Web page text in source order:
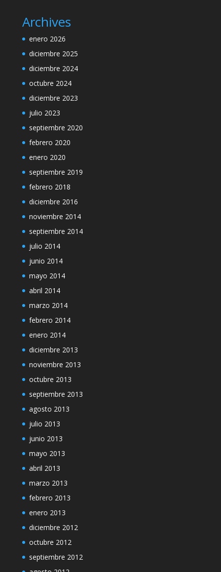
Archives
enero 2026
diciembre 2025
diciembre 2024
octubre 2024
diciembre 2023
julio 2023
septiembre 2020
febrero 2020
enero 2020
septiembre 2019
febrero 2018
diciembre 2016
noviembre 2014
septiembre 2014
julio 2014
junio 2014
mayo 2014
abril 2014
marzo 2014
febrero 2014
enero 2014
diciembre 2013
noviembre 2013
octubre 2013
septiembre 2013
agosto 2013
julio 2013
junio 2013
mayo 2013
abril 2013
marzo 2013
febrero 2013
enero 2013
diciembre 2012
octubre 2012
septiembre 2012